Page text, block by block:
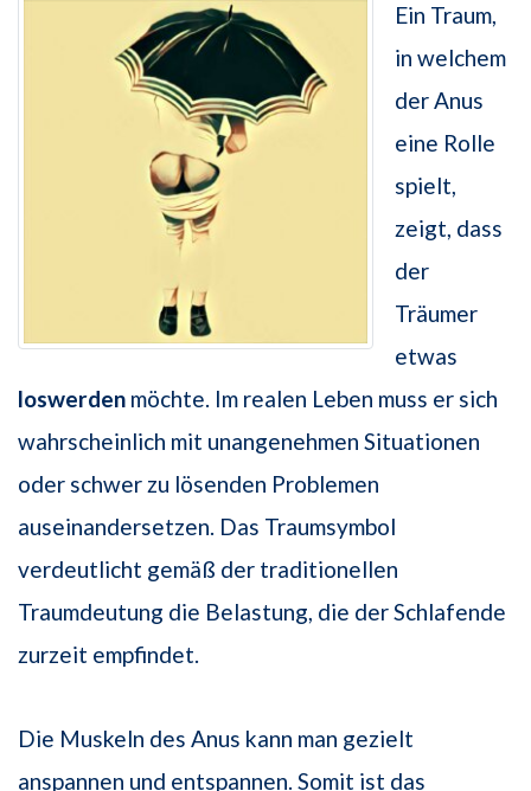
Ein Traum,
in welchem
der Anus
eine Rolle
spielt,
zeigt, dass
der
Träumer
etwas
loswerden möchte. Im realen Leben muss er sich
wahrscheinlich mit unangenehmen Situationen
oder schwer zu lösenden Problemen
auseinandersetzen. Das Traumsymbol
verdeutlicht gemäß der traditionellen
Traumdeutung die Belastung, die der Schlafende
zurzeit empfindet.
Die Muskeln des Anus kann man gezielt
anspannen und entspannen. Somit ist das